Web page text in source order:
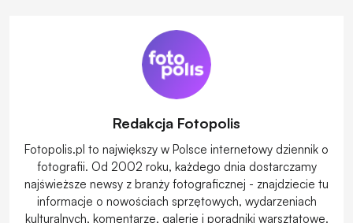
Redakcja Fotopolis
Fotopolis.pl to największy w Polsce internetowy dziennik o
fotografii. Od 2002 roku, każdego dnia dostarczamy
najświeższe newsy z branży fotograficznej - znajdziecie tu
informacje o nowościach sprzętowych, wydarzeniach
kulturalnych, komentarze, galerie i poradniki warsztatowe.